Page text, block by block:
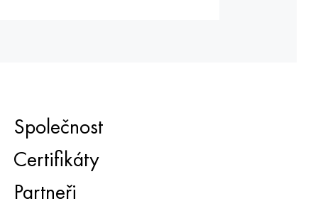
Společnost
Certifikáty
Partneři